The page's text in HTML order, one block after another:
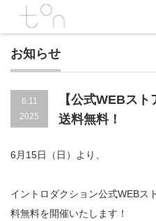
お知らせ
6.11
2025
【公式WEBス
送料無料！
6月15日（日）より、
イントロダクション公式WEBス
料無料を開催いたします！